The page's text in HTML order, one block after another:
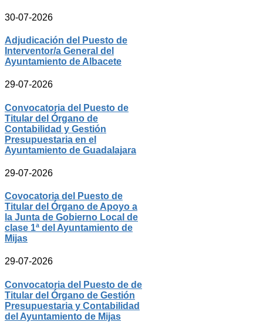
30-07-2026
Adjudicación del Puesto de
Interventor/a General del
Ayuntamiento de Albacete
29-07-2026
Convocatoria del Puesto de
Titular del Órgano de
Contabilidad y Gestión
Presupuestaria en el
Ayuntamiento de Guadalajara
29-07-2026
Covocatoria del Puesto de
Titular del Órgano de Apoyo a
la Junta de Gobierno Local de
clase 1ª del Ayuntamiento de
Mijas
29-07-2026
Convocatoria del Puesto de de
Titular del Órgano de Gestión
Presupuestaria y Contabilidad
del Ayuntamiento de Mijas